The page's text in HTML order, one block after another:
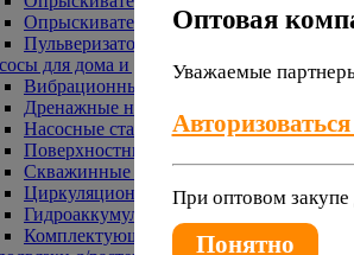
Опрыскиватели прочие
Пульверизаторы Урожайная сотка
для дома и дачи
Вибрационные насосы
Дренажные насосы
Насосные станции
Поверхностные насосы
Скважинные насосы
Циркуляционные насосы
Гидроаккумуляторы и расширительные
Комплектующие к насосам
Оптовая
Уважаемые
При оптовом
Понятно